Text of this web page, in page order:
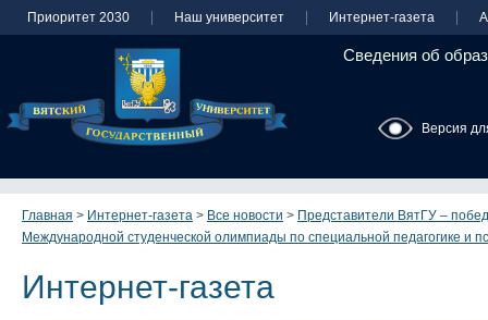
Приоритет 2030 Наш университет Интернет-газета
Сведения об
Версия
Главная > Интернет-газета > Все новости > Представители ВятГУ –
Международной студенческой олимпиады по специальной педагогике и
Интернет-газета